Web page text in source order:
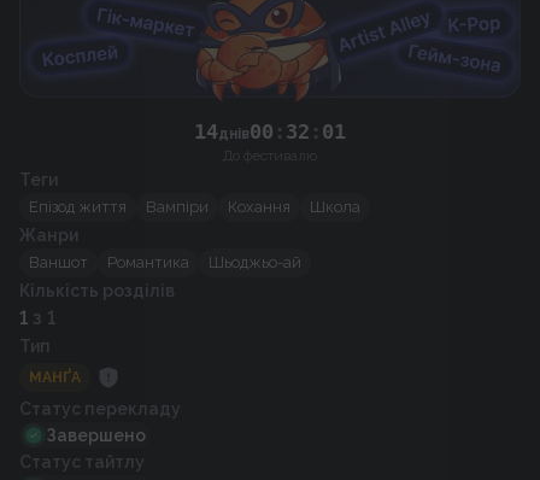
14днів00 : 32 : 00
До фестивалю
Теги
Епізод життя Вампіри Кохання Школа
Жанри
Ваншот Романтика Шьоджьо-ай
Кількість розділів
1 з 1
Тип
МАНҐА
Статус перекладу
Завершено
Статус тайтлу